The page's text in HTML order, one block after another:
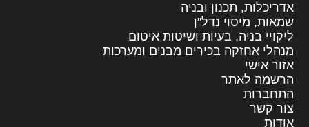
אדריכלות, תכנון ובניה
שמאות, מיסוי נדל"ן
ליקויי בניה, בעיות ושיטות איטום
מנהלי אחזקה בכירים מבנים ומערכות
אזור אישי
הרשמה לאתר
התחברות
צור קשר
אודות